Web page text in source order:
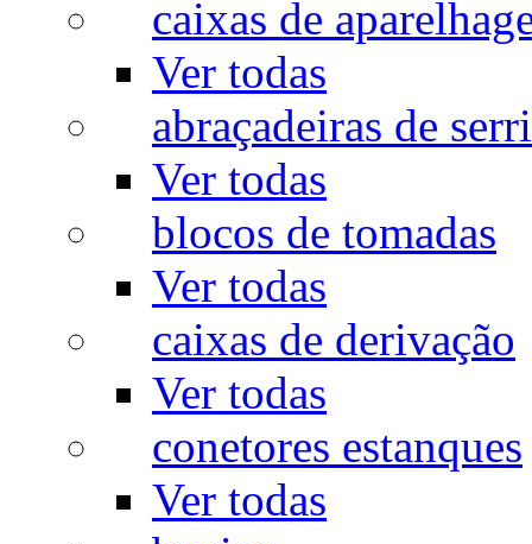
caixas de
Ver todas
abraçadeiras de
Ver todas
blocos de tomadas
Ver todas
caixas de derivação
Ver todas
conetores estanques
Ver todas